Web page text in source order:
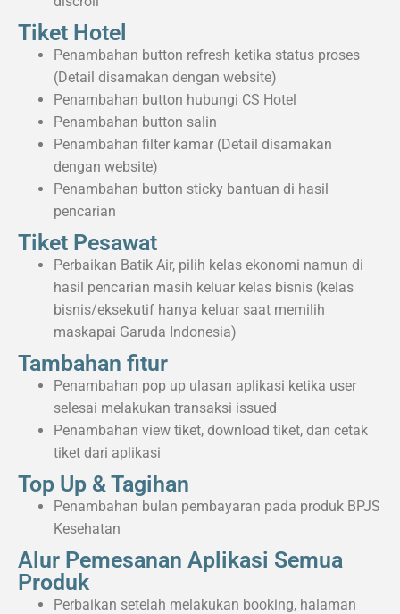
Tiket Hotel
Penambahan button refresh ketika status proses
(Detail disamakan dengan website)
Penambahan button hubungi CS Hotel
Penambahan button salin
Penambahan filter kamar (Detail disamakan
dengan website)
Penambahan button sticky bantuan di hasil
pencarian
Tiket Pesawat
Perbaikan Batik Air, pilih kelas ekonomi namun di
hasil pencarian masih keluar kelas bisnis (kelas
bisnis/eksekutif hanya keluar saat memilih
maskapai Garuda Indonesia)
Tambahan fitur
Penambahan pop up ulasan aplikasi ketika user
selesai melakukan transaksi issued
Penambahan view tiket, download tiket, dan cetak
tiket dari aplikasi
Top Up & Tagihan
Penambahan bulan pembayaran pada produk BPJS
Kesehatan
Alur Pemesanan Aplikasi Semua
Produk
Perbaikan setelah melakukan booking, halaman